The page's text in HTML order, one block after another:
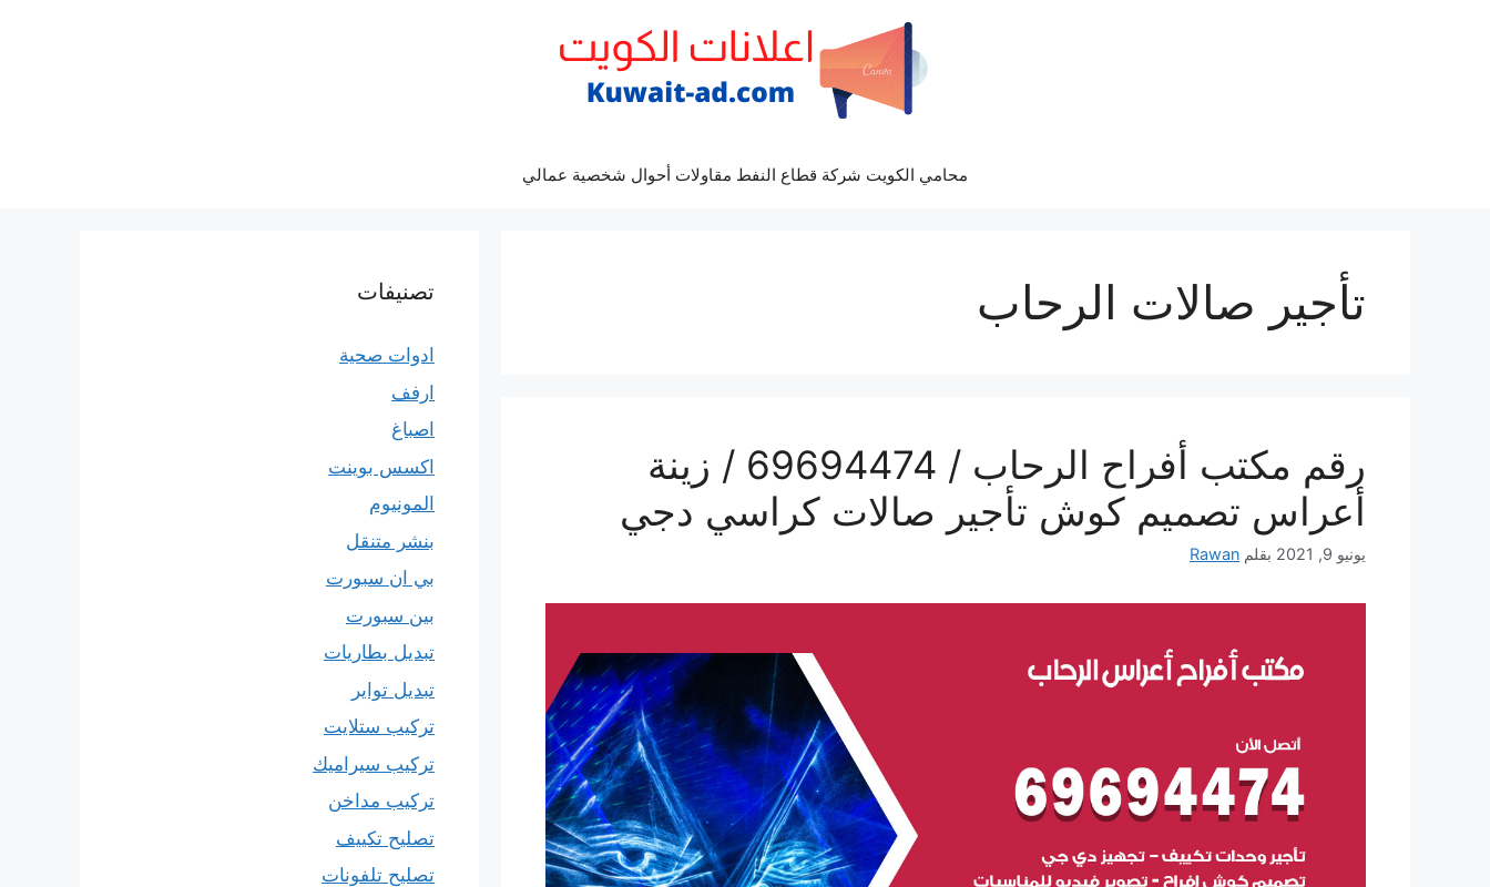
محامي الكويت شركة قطاع النفط مقاولات أحوال شخصية عمالي
تأجير صالات الرحاب
رقم مكتب أفراح الرحاب / 69694474 / زينة
أعراس تصميم كوش تأجير صالات كراسي دجي
يونيو 9, 2021 بقلم Rawan
تصنيفات
ادوات صحية
ارفف
اصباغ
اكسس بوينت
المونيوم
بنشر متنقل
بي ان سبورت
بين سبورت
تبديل بطاريات
تبديل تواير
تركيب ستلايت
تركيب سيراميك
تركيب مداخن
تصليح تكييف
تصليح تلفونات